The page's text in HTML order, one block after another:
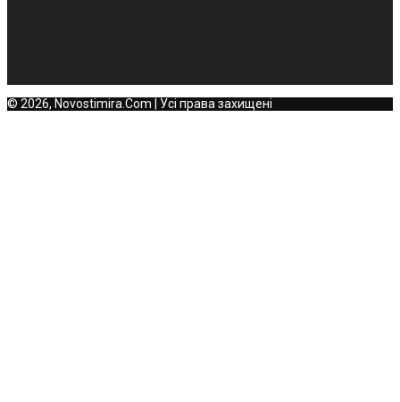
© 2026, Novostimira.Com | Усі права захищені